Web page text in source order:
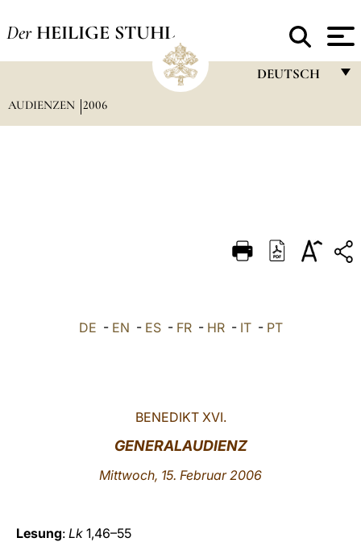
Der HEILIGE STUHL
DEUTSCH
DEUTSCH
العربيّة
AUDIENZEN 2006
DE - EN - ES- FR- HR- IT- PT
BENEDIKT XVI.
GENERALAUDIENZ
Mittwoch, 15. Februar 2006
Lesung: Lk 1,46–55